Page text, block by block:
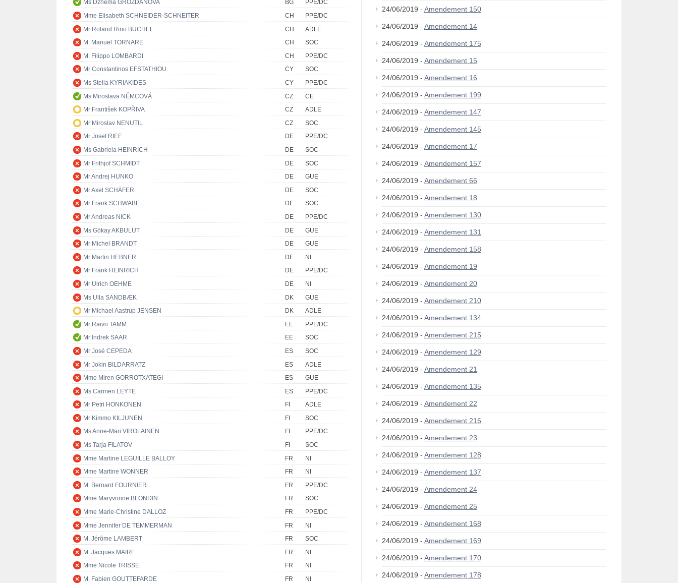
Ms Dzhema GROZDANOVA
BG
PPE/DC
Mme Elisabeth SCHNEIDER-SCHNEITER
CH
PPE/DC
Mr Roland Rino BÜCHEL
CH
ADLE
M. Manuel TORNARE
CH
SOC
M. Filippo LOMBARDI
CH
PPE/DC
Mr Constantinos EFSTATHIOU
CY
SOC
Ms Stella KYRIAKIDES
CY
PPE/DC
Ms Miroslava NĚMCOVÁ
CZ
CE
Mr František KOPŘIVA
CZ
ADLE
Mr Miroslav NENUTIL
CZ
SOC
Mr Josef RIEF
DE
PPE/DC
Ms Gabriela HEINRICH
DE
SOC
Mr Frithjof SCHMIDT
DE
SOC
Mr Andrej HUNKO
DE
GUE
Mr Axel SCHÄFER
DE
SOC
Mr Frank SCHWABE
DE
SOC
Mr Andreas NICK
DE
PPE/DC
Ms Gökay AKBULUT
DE
GUE
Mr Michel BRANDT
DE
GUE
Mr Martin HEBNER
DE
NI
Mr Frank HEINRICH
DE
PPE/DC
Mr Ulrich OEHME
DE
NI
Ms Ulla SANDBÆK
DK
GUE
Mr Michael Aastrup JENSEN
DK
ADLE
Mr Raivo TAMM
EE
PPE/DC
Mr Indrek SAAR
EE
SOC
Mr José CEPEDA
ES
SOC
Mr Jokin BILDARRATZ
ES
ADLE
Mme Miren GORROTXATEGI
ES
GUE
Ms Carmen LEYTE
ES
PPE/DC
Mr Petri HONKONEN
FI
ADLE
Mr Kimmo KILJUNEN
FI
SOC
Ms Anne-Mari VIROLAINEN
FI
PPE/DC
Ms Tarja FILATOV
FI
SOC
Mme Martine LEGUILLE BALLOY
FR
NI
Mme Martine WONNER
FR
NI
M. Bernard FOURNIER
FR
PPE/DC
Mme Maryvonne BLONDIN
FR
SOC
Mme Marie-Christine DALLOZ
FR
PPE/DC
Mme Jennifer DE TEMMERMAN
FR
NI
M. Jérôme LAMBERT
FR
SOC
M. Jacques MAIRE
FR
NI
Mme Nicole TRISSE
FR
NI
M. Fabien GOUTTEFARDE
FR
NI
24/06/2019 - Amendement 150
24/06/2019 - Amendement 14
24/06/2019 - Amendement 175
24/06/2019 - Amendement 15
24/06/2019 - Amendement 16
24/06/2019 - Amendement 199
24/06/2019 - Amendement 147
24/06/2019 - Amendement 145
24/06/2019 - Amendement 17
24/06/2019 - Amendement 157
24/06/2019 - Amendement 66
24/06/2019 - Amendement 18
24/06/2019 - Amendement 130
24/06/2019 - Amendement 131
24/06/2019 - Amendement 158
24/06/2019 - Amendement 19
24/06/2019 - Amendement 20
24/06/2019 - Amendement 210
24/06/2019 - Amendement 134
24/06/2019 - Amendement 215
24/06/2019 - Amendement 129
24/06/2019 - Amendement 21
24/06/2019 - Amendement 135
24/06/2019 - Amendement 22
24/06/2019 - Amendement 216
24/06/2019 - Amendement 23
24/06/2019 - Amendement 128
24/06/2019 - Amendement 137
24/06/2019 - Amendement 24
24/06/2019 - Amendement 25
24/06/2019 - Amendement 168
24/06/2019 - Amendement 169
24/06/2019 - Amendement 170
24/06/2019 - Amendement 178